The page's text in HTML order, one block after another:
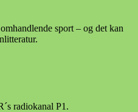
sport – og det kan
radiokanal P1.